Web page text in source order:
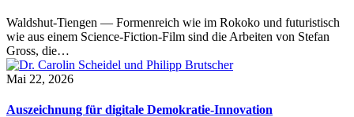
Waldshut-Tiengen — Formenreich wie im Rokoko und futuristisch
wie aus einem Science-Fiction-Film sind die Arbeiten von Stefan
Gross, die…
Mai 22, 2026
Auszeichnung für digitale Demokratie-Innovation